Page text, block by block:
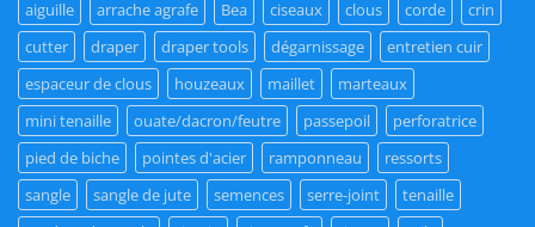
aiguille arrache agrafe Bea ciseaux clous corde
crin
cutter
draper draper tools dégarnissage
entretien cuir
espaceur de clous
houzeaux maillet
marteaux
mini tenaille
ouate/dacron/feutre passepoil
perforatrice
pied de biche
pointes d'acier ramponneau
ressorts
sangle
sangle de jute semences serre-joint
tenaille